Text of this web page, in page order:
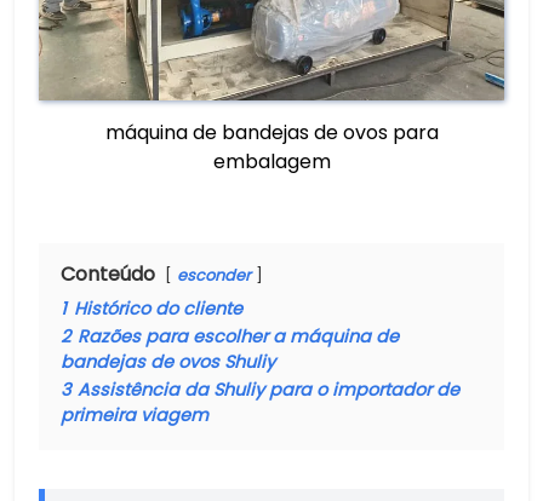
máquina de bandejas de ovos para
embalagem
Conteúdo esconder
1 Histórico do cliente
2 Razões para escolher a máquina de
bandejas de ovos Shuliy
3 Assistência da Shuliy para o importador de
primeira viagem